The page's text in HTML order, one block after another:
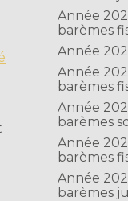
Année
barèmes
Année
Année
barèmes
Année
barèmes
Année
barèmes
Année
barèmes